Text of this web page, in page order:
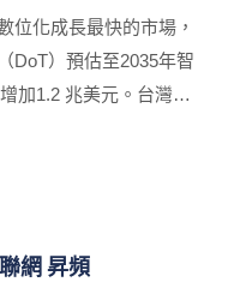
軟硬整合、跨系統遠端
理方案。透過智慧管理
工業級通訊設備整合，
，為智慧城市建立更安
位化成長最快的市場，
DoT）預估至2035年智
加1.2 兆美元。台灣工
Congress（IMC
」為主軸，展示
網 昇頻